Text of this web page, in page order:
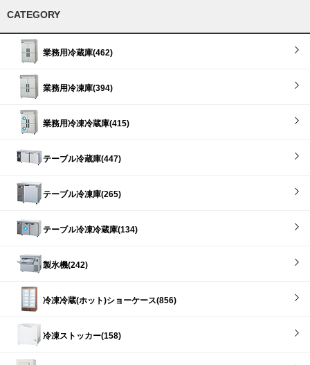
CATEGORY
業務用冷蔵庫(462)
業務用冷凍庫(394)
業務用冷凍冷蔵庫(415)
テーブル冷蔵庫(447)
テーブル冷凍庫(265)
テーブル冷凍冷蔵庫(134)
製氷機(242)
冷凍冷蔵(ホット)ショーケース(856)
冷凍ストッカー(158)